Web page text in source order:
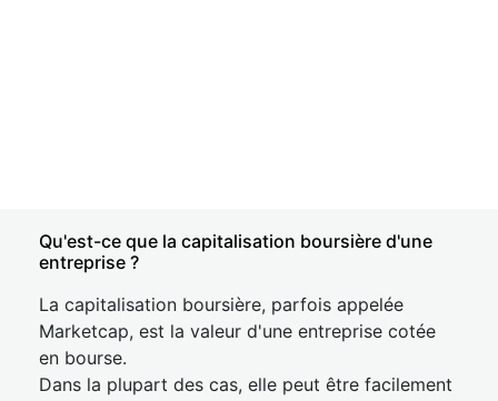
Qu'est-ce que la capitalisation boursière d'une
entreprise ?
La capitalisation boursière, parfois appelée
Marketcap, est la valeur d'une entreprise cotée
en bourse.
Dans la plupart des cas, elle peut être facilement